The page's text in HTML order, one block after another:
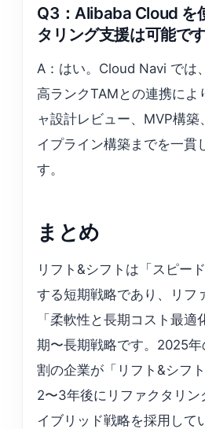
Q3：Alibaba Cloud を
タリング支援は可能で
A：はい。Cloud Navi では
高ランクTAMとの連携によ
ャ設計レビュー、MVP構
イプライン構築までを一貫
す。
まとめ
リフト&シフトは「スピー
する短期戦略であり、リフ
「柔軟性と長期コスト最適
期〜長期戦略です。2025
割の企業が「リフト&シフ
2〜3年後にリファクタリン
イブリッド戦略を採用して